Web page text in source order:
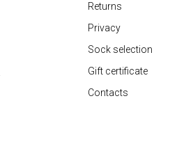
Returns
Privacy
Sock selection
Gift certificate
Contacts